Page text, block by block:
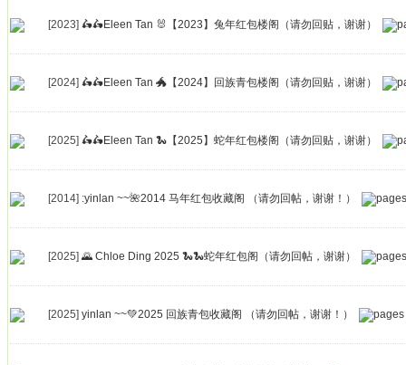
[2023] 🛵🛵Eleen Tan 🐰【2023】兔年红包楼阁（请勿回贴，谢谢）
[2024] 🛵🛵Eleen Tan 🐲【2024】回族青包楼阁（请勿回贴，谢谢）
[2025] 🛵🛵Eleen Tan 🐍【2025】蛇年红包楼阁（请勿回贴，谢谢）
[2014] :yinlan ~~🌺2014 马年红包收藏阁 （请勿回帖，谢谢！）
[2025] 🌄 Chloe Ding 2025 🐍🐍蛇年红包阁（请勿回帖，谢谢）
[2025] yinlan ~~💚2025 回族青包收藏阁 （请勿回帖，谢谢！）